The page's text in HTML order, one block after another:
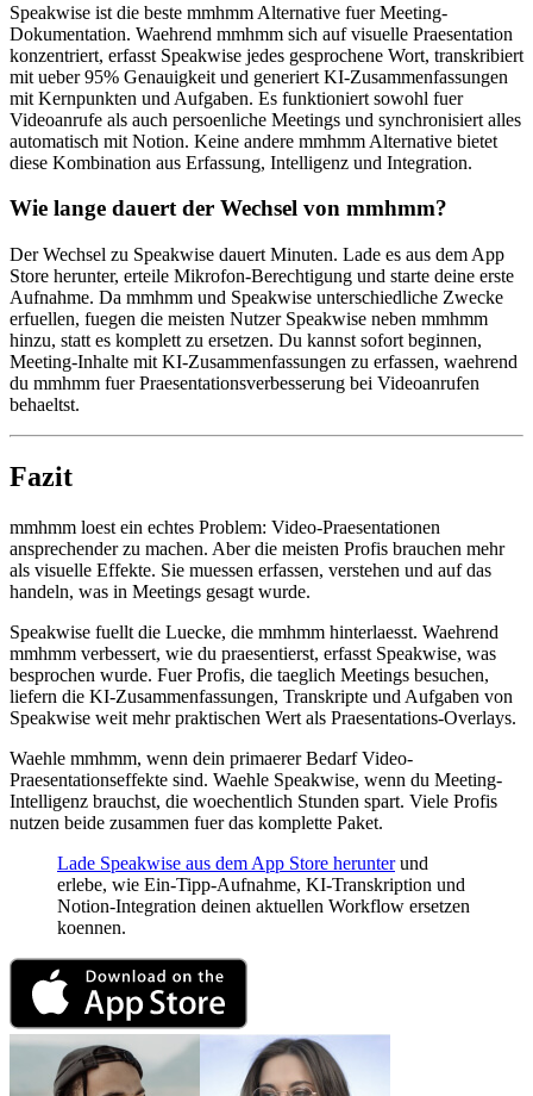
Speakwise ist die beste mmhmm Alternative fuer Meeting-
Dokumentation. Waehrend mmhmm sich auf visuelle Praesentation
konzentriert, erfasst Speakwise jedes gesprochene Wort, transkribiert
mit ueber 95% Genauigkeit und generiert KI-Zusammenfassungen
mit Kernpunkten und Aufgaben. Es funktioniert sowohl fuer
Videoanrufe als auch persoenliche Meetings und synchronisiert alles
automatisch mit Notion. Keine andere mmhmm Alternative bietet
diese Kombination aus Erfassung, Intelligenz und Integration.
Wie lange dauert der Wechsel von mmhmm?
Der Wechsel zu Speakwise dauert Minuten. Lade es aus dem App
Store herunter, erteile Mikrofon-Berechtigung und starte deine erste
Aufnahme. Da mmhmm und Speakwise unterschiedliche Zwecke
erfuellen, fuegen die meisten Nutzer Speakwise neben mmhmm
hinzu, statt es komplett zu ersetzen. Du kannst sofort beginnen,
Meeting-Inhalte mit KI-Zusammenfassungen zu erfassen, waehrend
du mmhmm fuer Praesentationsverbesserung bei Videoanrufen
behaeltst.
Fazit
mmhmm loest ein echtes Problem: Video-Praesentationen
ansprechender zu machen. Aber die meisten Profis brauchen mehr
als visuelle Effekte. Sie muessen erfassen, verstehen und auf das
handeln, was in Meetings gesagt wurde.
Speakwise fuellt die Luecke, die mmhmm hinterlaesst. Waehrend
mmhmm verbessert, wie du praesentierst, erfasst Speakwise, was
besprochen wurde. Fuer Profis, die taeglich Meetings besuchen,
liefern die KI-Zusammenfassungen, Transkripte und Aufgaben von
Speakwise weit mehr praktischen Wert als Praesentations-Overlays.
Waehle mmhmm, wenn dein primaerer Bedarf Video-
Praesentationseffekte sind. Waehle Speakwise, wenn du Meeting-
Intelligenz brauchst, die woechentlich Stunden spart. Viele Profis
nutzen beide zusammen fuer das komplette Paket.
Lade Speakwise aus dem App Store herunterund
erlebe, wie Ein-Tipp-Aufnahme, KI-Transkription und
Notion-Integration deinen aktuellen Workflow ersetzen
koennen.